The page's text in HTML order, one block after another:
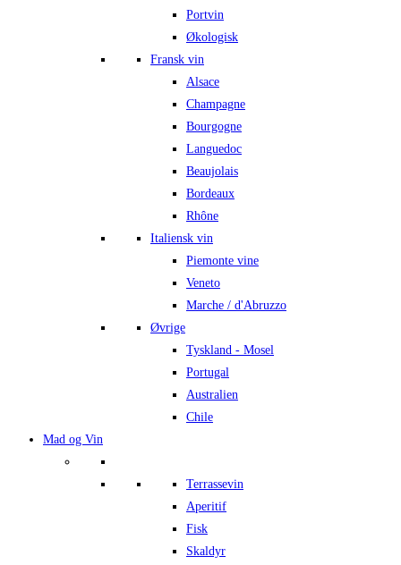
Portvin
Økologisk
Fransk vin
Alsace
Champagne
Bourgogne
Languedoc
Beaujolais
Bordeaux
Rhône
Italiensk vin
Piemonte vine
Veneto
Marche / d'Abruzzo
Øvrige
Tyskland - Mosel
Portugal
Australien
Chile
Mad og Vin
Terrassevin
Aperitif
Fisk
Skaldyr